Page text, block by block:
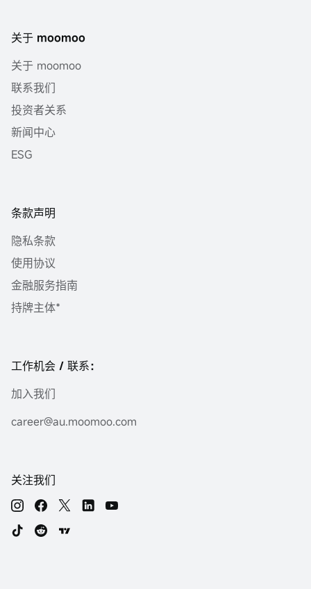
关于 moomoo
关于 moomoo
联系我们
投资者关系
新闻中心
ESG
条款声明
隐私条款
使用协议
金融服务指南
持牌主体*
工作机会 / 联系：
加入我们
career@au.moomoo.com
关注我们